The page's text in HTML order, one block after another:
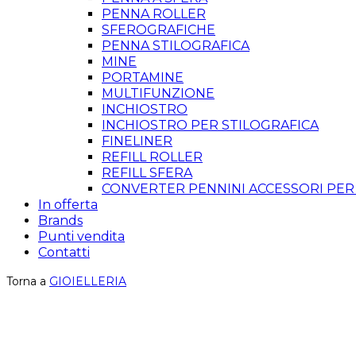
PENNA ROLLER
SFEROGRAFICHE
PENNA STILOGRAFICA
MINE
PORTAMINE
MULTIFUNZIONE
INCHIOSTRO
INCHIOSTRO PER STILOGRAFICA
FINELINER
REFILL ROLLER
REFILL SFERA
CONVERTER PENNINI ACCESSORI
In offerta
Brands
Punti vendita
Contatti
Torna a GIOIELLERIA